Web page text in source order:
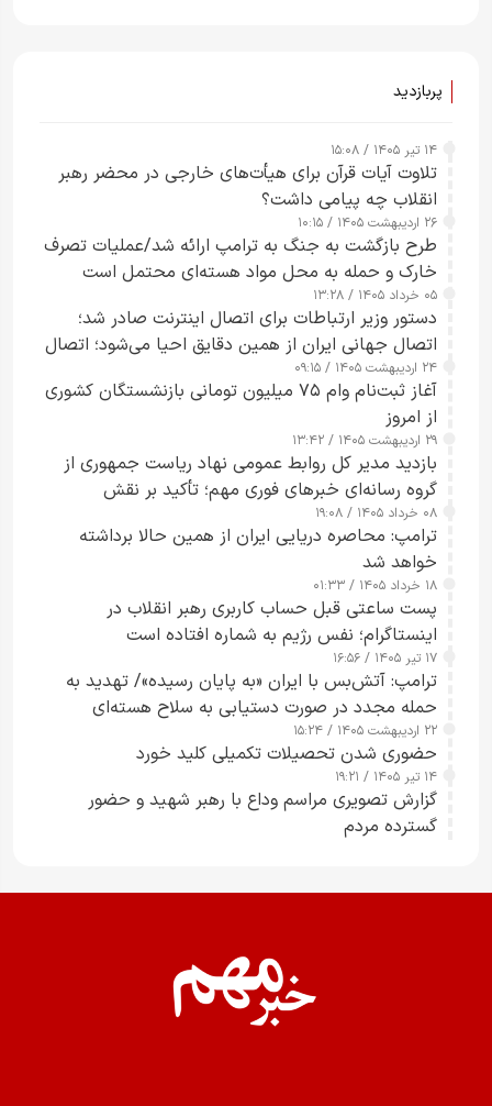
پربازدید
۱۴ تیر ۱۴۰۵ / ۱۵:۰۸
تلاوت آیات قرآن برای هیأت‌های خارجی در محضر رهبر
انقلاب چه پیامی داشت؟
۲۶ اردیبهشت ۱۴۰۵ / ۱۰:۱۵
طرح‌ بازگشت به جنگ به ترامپ ارائه شد/عملیات تصرف
خارک و حمله به محل مواد هسته‌ای محتمل است
۰۵ خرداد ۱۴۰۵ / ۱۳:۲۸
دستور وزیر ارتباطات برای اتصال اینترنت صادر شد؛
اتصال جهانی ایران از همین دقایق احیا می‌شود؛ اتصال
کامل مردم تا ۲۴ ساعت آینده
۲۴ اردیبهشت ۱۴۰۵ / ۰۹:۱۵
آغاز ثبت‌نام وام ۷۵ میلیون تومانی بازنشستگان کشوری
از امروز
۲۹ اردیبهشت ۱۴۰۵ / ۱۳:۴۲
بازدید مدیر کل روابط عمومی نهاد ریاست جمهوری از
گروه رسانه‌ای خبرهای فوری مهم؛ تأکید بر نقش
رسانه‌های هوشمند و مسئول در ارتقای آگاهی عمومی
۰۸ خرداد ۱۴۰۵ / ۱۹:۰۸
ترامپ: محاصره دریایی ایران از همین حالا برداشته
خواهد شد
۱۸ خرداد ۱۴۰۵ / ۰۱:۳۳
پست ساعتی قبل حساب کاربری رهبر انقلاب در
اینستاگرام؛ نفس رژیم به شماره افتاده است​
۱۷ تیر ۱۴۰۵ / ۱۶:۵۶
ترامپ: آتش‌بس با ایران «به پایان رسیده»/ تهدید به
حمله مجدد در صورت دستیابی به سلاح هسته‌ای
۲۲ اردیبهشت ۱۴۰۵ / ۱۵:۲۴
حضوری شدن تحصیلات تکمیلی کلید خورد
۱۴ تیر ۱۴۰۵ / ۱۹:۲۱
گزارش تصویری مراسم وداع با رهبر شهید و حضور
گسترده مردم